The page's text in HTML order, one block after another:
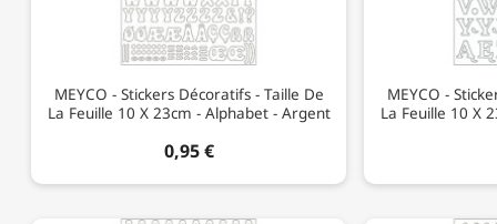
MEYCO - Stickers Décoratifs - Taille De
La Feuille 10 X 23cm - Alphabet - Argent
0,95 €
MEYCO -
La Feuille 10 X